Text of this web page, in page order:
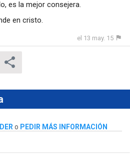
es la mejor consejera.
en cristo.
el 13 may. 15
o PEDIR MÁS INFORMACIÓN